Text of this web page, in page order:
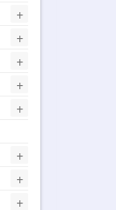
+
+
+
+
+
+
+
+